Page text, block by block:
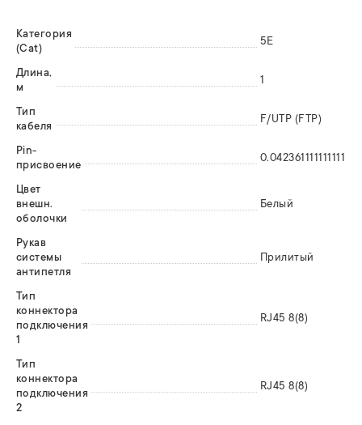
Категория
(Cat)
5E
Длина,
м
1
Тип
кабеля
F/UTP (FTP)
Pin-
присвоение
0.042361111111111
Цвет
внешн.
оболочки
Белый
Рукав
системы
антипетля
Прилитый
Тип
коннектора
подключения
1
RJ45 8(8)
Тип
коннектора
подключения
2
RJ45 8(8)